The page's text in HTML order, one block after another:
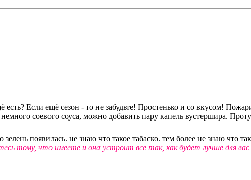
Если ещё сезон - то не забудьте! Простенько и со вкусом!
соевого соуса, можно добавить пару капель вустершира.
появилась. не знаю что такое табаско. тем более не знаю что
тому, что имеете и она устроит все так, как будет лучше для вас